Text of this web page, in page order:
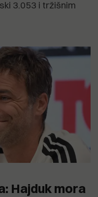
3.053 i tržišnim
Hajduk mora